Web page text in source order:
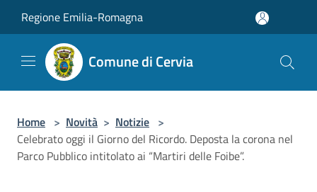
Regione Emilia-Romagna
Comune di Cervia
Home > Novità > Notizie >
Celebrato oggi il Giorno del Ricordo. Deposta la corona nel
Parco Pubblico intitolato ai “Martiri delle Foibe”.